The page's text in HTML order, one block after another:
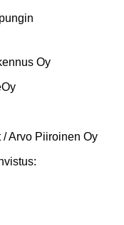
Oy
Arvo Piiroinen Oy